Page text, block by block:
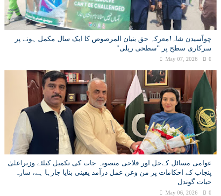
چوآسیدن شاہ!معرکہ حق بنیان المرصوص کا ایک سال مکمل ہونے پر
سرکاری سطح پر "سطحی ریلی"
May 07, 2026 0
عوامی مسائل کےحل اور فلاحی منصوبہ جات کی تکمیل کیلئے وزیراعلیٰ
پنجاب کے احکامات پر من وعن عمل درآمد یقینی بنایا جارہا ہے، سارہ
حیات گوندل
May 06, 2026 0